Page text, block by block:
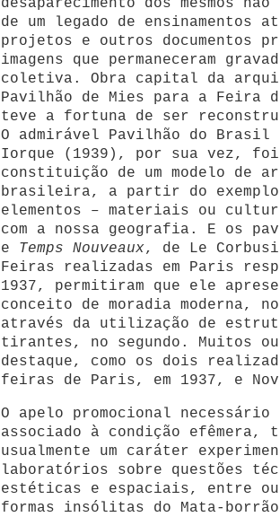
desaparecimento dos mesmos
de um legado de ensinamentos
projetos e outros documentos
imagens que permaneceram
coletiva. Obra capital da
Pavilhão de Mies para a Feira
teve a fortuna de ser
O admirável Pavilhão do Brasil
Iorque (1939), por sua vez,
constituição de um modelo de
brasileira, a partir do
elementos – materiais ou
com a nossa geografia. E os
e Temps Nouveaux, de Le
Feiras realizadas em Paris
1937, permitiram que ele
conceito de moradia moderna,
através da utilização de
tirantes, no segundo. Muitos
destaque, como os dois
feiras de Paris, em 1937, e
O apelo promocional
associado à condição efêmera,
usualmente um caráter
laboratórios sobre questões
estéticas e espaciais, entre
formas insólitas do Mata-borrão